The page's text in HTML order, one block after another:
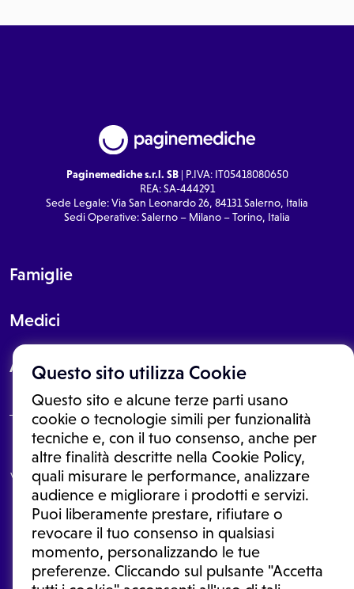
Questo sito utilizza Cookie
Questo sito e alcune terze parti usano
cookie o tecnologie simili per funzionalità
tecniche e, con il tuo consenso, anche per
altre finalità descritte nella Cookie Policy,
quali misurare le performance, analizzare
audience e migliorare i prodotti e servizi.
Puoi liberamente prestare, rifiutare o
revocare il tuo consenso in qualsiasi
momento, personalizzando le tue
preferenze. Cliccando sul pulsante "Accetta
Paginemediche s.r.l. SB| P.IVA: IT05418080650
REA: SA-444291
Sede Legale: Via San Leonardo 26, 84131 Salerno, Italia
Sedi Operative: Salerno – Milano – Torino, Italia
Famiglie
Medici
About
Le informazioni proposte in questo sito non sono un consulto medico.
In nessun caso, queste informazioni sostituiscono un consulto, una
visita o una diagnosi formulata dal medico. Non si devono considerare
le informazioni disponibili come suggerimenti per la formulazione di
una diagnosi, la determinazione di un trattamento o l'assunzione o
sospensione di un farmaco senza prima consultare un medico di
medicina generale o uno specialista.
Condizioni di utilizzo|Privacy Policy |Gestione cookie
Ⓒ 2026 | Tutti i diritti riservati.